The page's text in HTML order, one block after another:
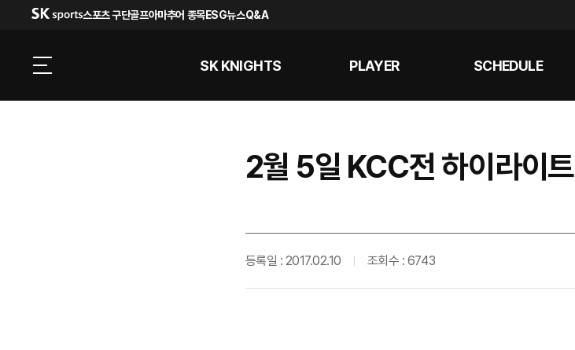
스포츠 구단골프아마추어 종목ESG뉴스Q&A
SK KNIGHTS PLAYER SCHEDULE
2월 5일 KCC전 하이라이트
등록일 : 2017.02.10 조회수 : 6743